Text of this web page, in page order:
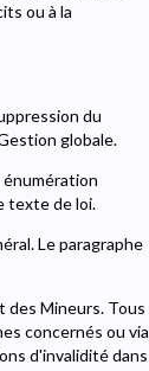
ou à la
du
globale.
texte de loi.
Le paragraphe
des Mineurs. Tous
concernés ou via
d'invalidité dans